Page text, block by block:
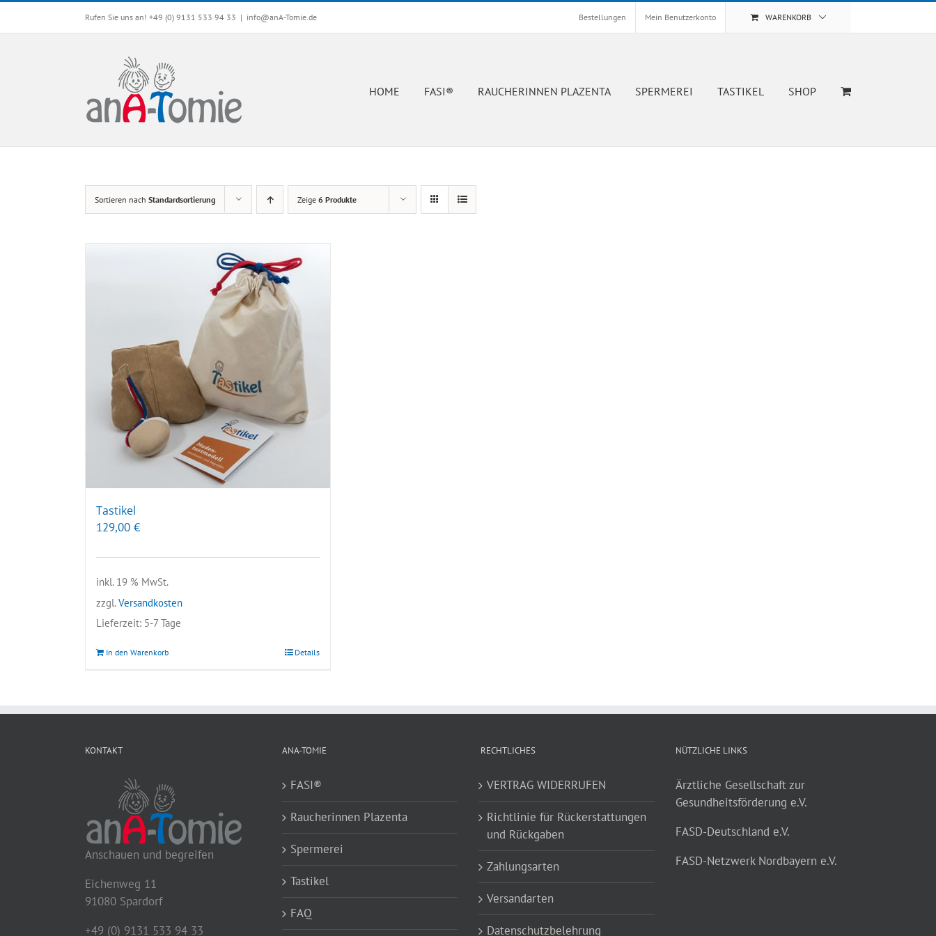
Rufen Sie uns an! +49 (0) 9131 533 94 33 | info@anA-Tomie.de Bestellungen Mein Benutzerkonto WARENKORB
HOME FASI® RAUCHERINNEN PLAZENTA SPERMEREI TASTIKEL SHOP
Sortieren nach Standardsortierung Zeige 6 Produkte
Tastikel
129,00 €
inkl. 19 % MwSt.
zzgl.Versandkosten
Lieferzeit: 5-7 Tage
In den Warenkorb Details
KONTAKT
Anschauen und begreifen
Eichenweg 11
91080 Spardorf
+49 (0) 9131 533 94 33
ANA-TOMIE
FASI®
Raucherinnen Plazenta
Spermerei
Tastikel
FAQ
RECHTLICHES
VERTRAG WIDERRUFEN
Richtlinie für Rückerstattungen
und Rückgaben
Zahlungsarten
Versandarten
Datenschutzbelehrung
NÜTZLICHE LINKS
Ärztliche Gesellschaft zur
Gesundheitsförderung e.V.
FASD-Deutschland e.V.
FASD-Netzwerk Nordbayern e.V.